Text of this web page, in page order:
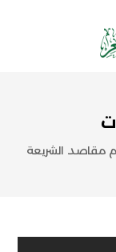
مقاصد الشريعة